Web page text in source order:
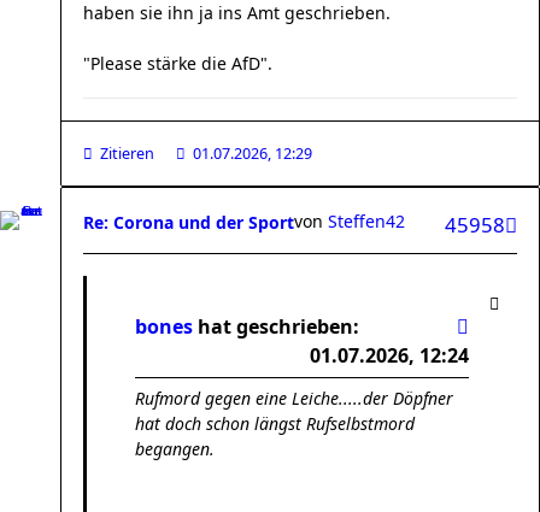
haben sie ihn ja ins Amt geschrieben.
"Please stärke die AfD".
Zitieren 01.07.2026, 12:29
Re: Corona und der Sport 45958
von Steffen42
bones hat geschrieben:
01.07.2026, 12:24
Rufmord gegen eine Leiche.....der Döpfner
hat doch schon längst Rufselbstmord
begangen.